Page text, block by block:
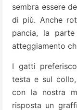
sembra essere
di più. Anche
pancia, la
atteggiamento
I gatti
testa e sul
con la nostra
risposta un